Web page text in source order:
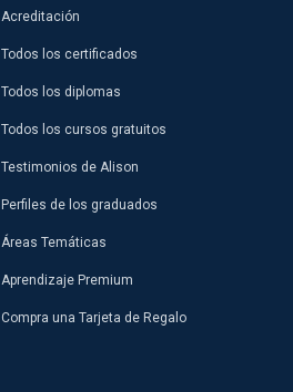
Acreditación
Todos los certificados
Todos los diplomas
Todos los cursos gratuitos
Testimonios de Alison
Perfiles de los graduados
Áreas Temáticas
Aprendizaje Premium
Compra una Tarjeta de Regalo